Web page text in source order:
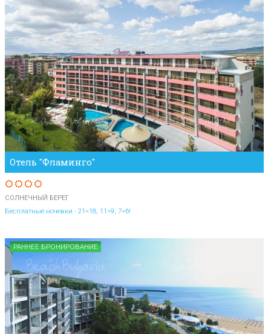
Отель "Фламинго"
СОЛНЕЧНЫЙ БЕРЕГ
Бесплатные ночевки - 21=18, 11=9, 7=6!
РАННЕЕ БРОНИРОВАНИЕ